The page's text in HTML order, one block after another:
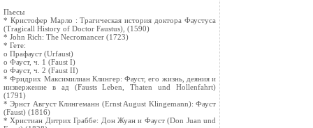
Пьесы
* Кристофер Марло : Трагическая история доктора Фаустуса
(Tragicall History of Doctor Faustus), (1590)
* John Rich: The Necromancer (1723)
* Гете:
o Прафауст (Urfaust)
o Фауст, ч. 1 (Faust I)
o Фауст, ч. 2 (Faust II)
* Фридрих Максимилиан Клингер: Фауст, его жизнь, деяния и
низвержение в ад (Fausts Leben, Thaten und Hollenfahrt)
(1791)
* Эрнст Август Клингеманн (Ernst August Klingemann): Фауст
(Faust) (1816)
* Христиан Дитрих Граббе: Дон Жуан и Фауст (Don Juan und